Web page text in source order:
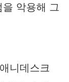
악용해 그
니데스크